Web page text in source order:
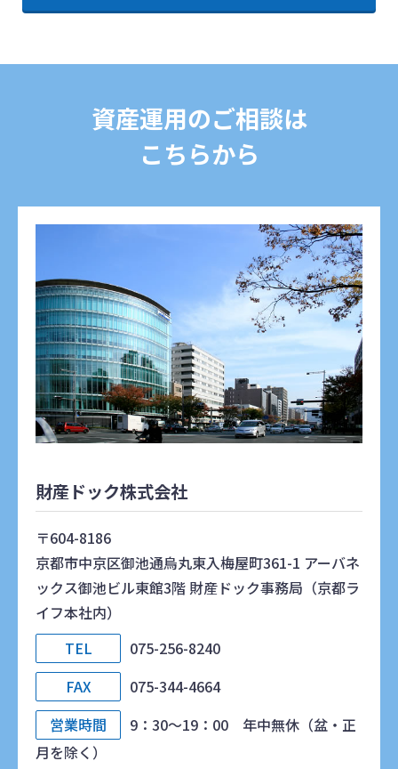
資産運用のご相談は
こちらから
財産ドック株式会社
〒604-8186
京都市中京区御池通烏丸東入梅屋町361-1 アーバネ
ックス御池ビル東館3階 財産ドック事務局（京都ラ
イフ本社内）
TEL
075-256-8240
FAX
075-344-4664
営業時間
9：30～19：00 年中無休（盆・正
月を除く）